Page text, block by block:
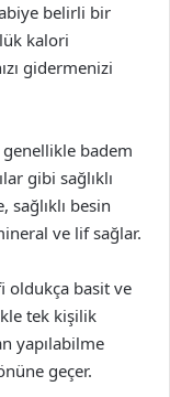
belirli bir
kalori
gidermenizi
badem
gibi sağlıklı
sağlıklı besin
ve lif sağlar.
oldukça basit ve
tek kişilik
yapılabilme
geçer.